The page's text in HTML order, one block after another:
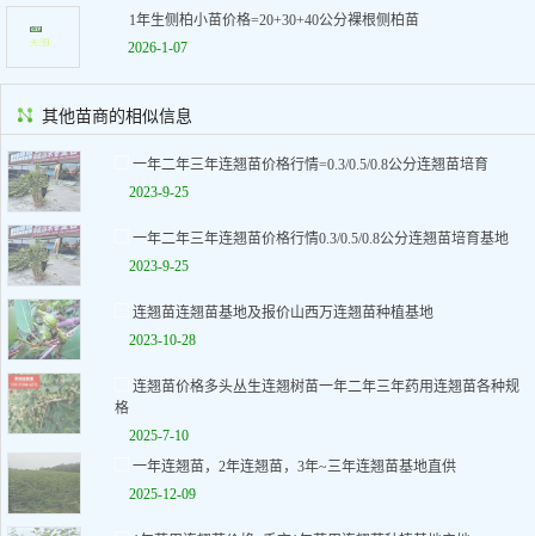
1年生侧柏小苗价格=20+30+40公分裸根侧柏苗
2026-1-07
其他苗商的相似信息
一年二年三年连翘苗价格行情=0.3/0.5/0.8公分连翘苗培育
2023-9-25
一年二年三年连翘苗价格行情0.3/0.5/0.8公分连翘苗培育基地
2023-9-25
连翘苗连翘苗基地及报价山西万连翘苗种植基地
2023-10-28
连翘苗价格多头丛生连翘树苗一年二年三年药用连翘苗各种规
格
2025-7-10
一年连翘苗，2年连翘苗，3年~三年连翘苗基地直供
2025-12-09